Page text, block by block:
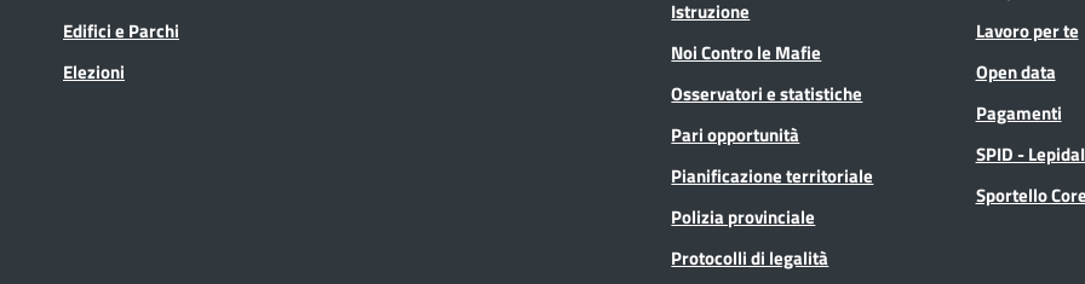
Edifici e Parchi
Elezioni
Istruzione
Noi Contro le Mafie
Osservatori e statistiche
Pari opportunità
Pianificazione territoriale
Polizia provinciale
Protocolli di legalità
Lavoro per te
Open data
Pagamenti
SPID -
Sportello